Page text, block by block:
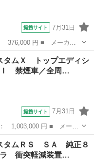
提携サイト 7月31日
ード名： カスタムＲ
■ ミッション： イン...
タムＸ トップエディシ
禁煙車／全周…
提携サイト 7月31日
レード名： カスタム
煙車／全周囲カメラ／
タムＲＳ ＳＡ 純正８
衝突軽減装置…